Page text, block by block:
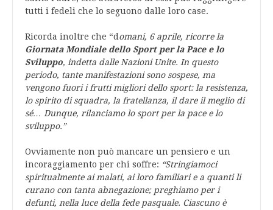
tutti i fedeli che lo seguono dalle loro case.
Ricorda inoltre che “d omani, 6 aprile, ricorre la
Giornata Mondiale dello Sport per la Pace e lo
Sviluppo, indetta dalle Nazioni Unite. In questo
periodo, tante manifestazioni sono sospese, ma
vengono fuori i frutti migliori dello sport: la resistenza,
lo spirito di squadra, la fratellanza, il dare il meglio di
sé… Dunque, rilanciamo lo sport per la pace e lo
sviluppo.”
Ovviamente non può mancare un pensiero e un
incoraggiamento per chi soffre: “Stringiamoci
spiritualmente ai malati, ai loro familiari e a quanti li
curano con tanta abnegazione; preghiamo per i
defunti, nella luce della fede pasquale. Ciascuno è